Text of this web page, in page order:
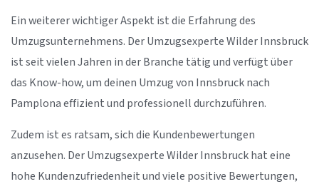
Ein weiterer wichtiger Aspekt ist die Erfahrung des
Umzugsunternehmens. Der Umzugsexperte Wilder Innsbruck
ist seit vielen Jahren in der Branche tätig und verfügt über
das Know-how, um deinen Umzug von Innsbruck nach
Pamplona effizient und professionell durchzuführen.
Zudem ist es ratsam, sich die Kundenbewertungen
anzusehen. Der Umzugsexperte Wilder Innsbruck hat eine
hohe Kundenzufriedenheit und viele positive Bewertungen,